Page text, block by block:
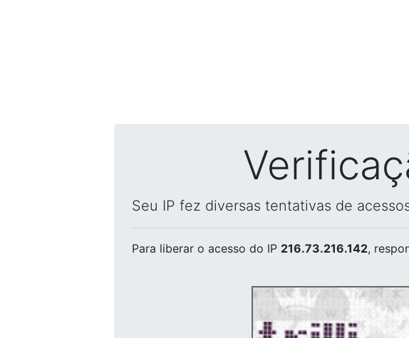
Seu IP fez diversas tentativas de
Para liberar o acesso do IP 216.73.216.142,